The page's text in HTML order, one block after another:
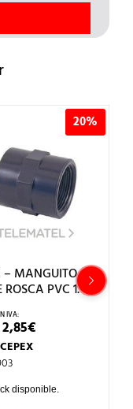
20%
– MANGUITO
ROSCA PVC 1.1/2″
EL
PRECIO
ORIGINAL
ERA:
2,85€
CEPEX
disponible.